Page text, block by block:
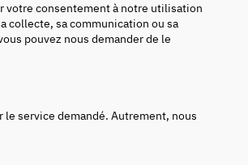
votre consentement à notre utilisation
collecte, sa communication ou sa
pouvez nous demander de le
le service demandé. Autrement, nous